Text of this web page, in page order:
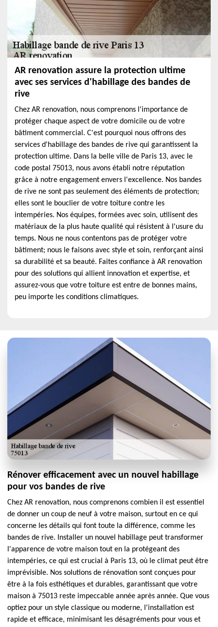
AR renovation assure la protection ultime
avec ses services d'habillage des bandes de
rive
Chez AR renovation, nous comprenons l'importance de
protéger chaque aspect de votre domicile ou de votre
bâtiment commercial. C'est pourquoi nous offrons des
services d'habillage des bandes de rive qui garantissent la
protection ultime. Dans la belle ville de Paris 13, avec le
code postal 75013, nous avons établi notre réputation
grâce à notre engagement envers l'excellence. Nos bandes
de rive ne sont pas seulement des éléments de protection;
elles sont le bouclier de votre toiture contre les
intempéries. Nos équipes, formées avec soin, utilisent des
matériaux de la plus haute qualité qui résistent à l'usure du
temps. Nous ne nous contentons pas de protéger votre
bâtiment; nous le faisons avec style et soin, renforçant ainsi
sa durabilité et sa beauté. Faites confiance à AR renovation
pour des solutions qui allient innovation et expertise, et
assurez-vous que votre toiture est entre de bonnes mains,
peu importe les conditions climatiques.
Rénover efficacement avec un nouvel habillage
pour vos bandes de rive
Chez AR renovation, nous comprenons combien il est essentiel
de donner un coup de neuf à votre maison, surtout en ce qui
concerne les détails qui font toute la différence, comme les
bandes de rive. Installer un nouvel habillage peut transformer
l'apparence de votre maison tout en la protégeant des
intempéries, ce qui est crucial à Paris 13, où le climat peut être
imprévisible. Nos solutions de rénovation sont conçues pour
être à la fois esthétiques et durables, garantissant que votre
maison à 75013 reste impeccable année après année. Que vous
optiez pour un style classique ou moderne, l'installation est
rapide et efficace, minimisant les désagréments pour vous et